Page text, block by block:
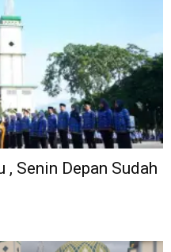
, Senin Depan Sudah